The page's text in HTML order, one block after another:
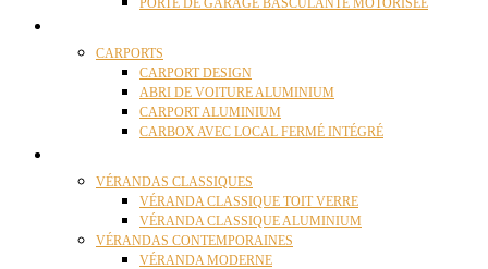
PORTE DE GARAGE BASCULANTE MOTORISÉE
CARPORTS
CARPORT DESIGN
ABRI DE VOITURE ALUMINIUM
CARPORT ALUMINIUM
CARBOX AVEC LOCAL FERMÉ INTÉGRÉ
VÉRANDAS CLASSIQUES
VÉRANDA CLASSIQUE TOIT VERRE
VÉRANDA CLASSIQUE ALUMINIUM
VÉRANDAS CONTEMPORAINES
VÉRANDA MODERNE